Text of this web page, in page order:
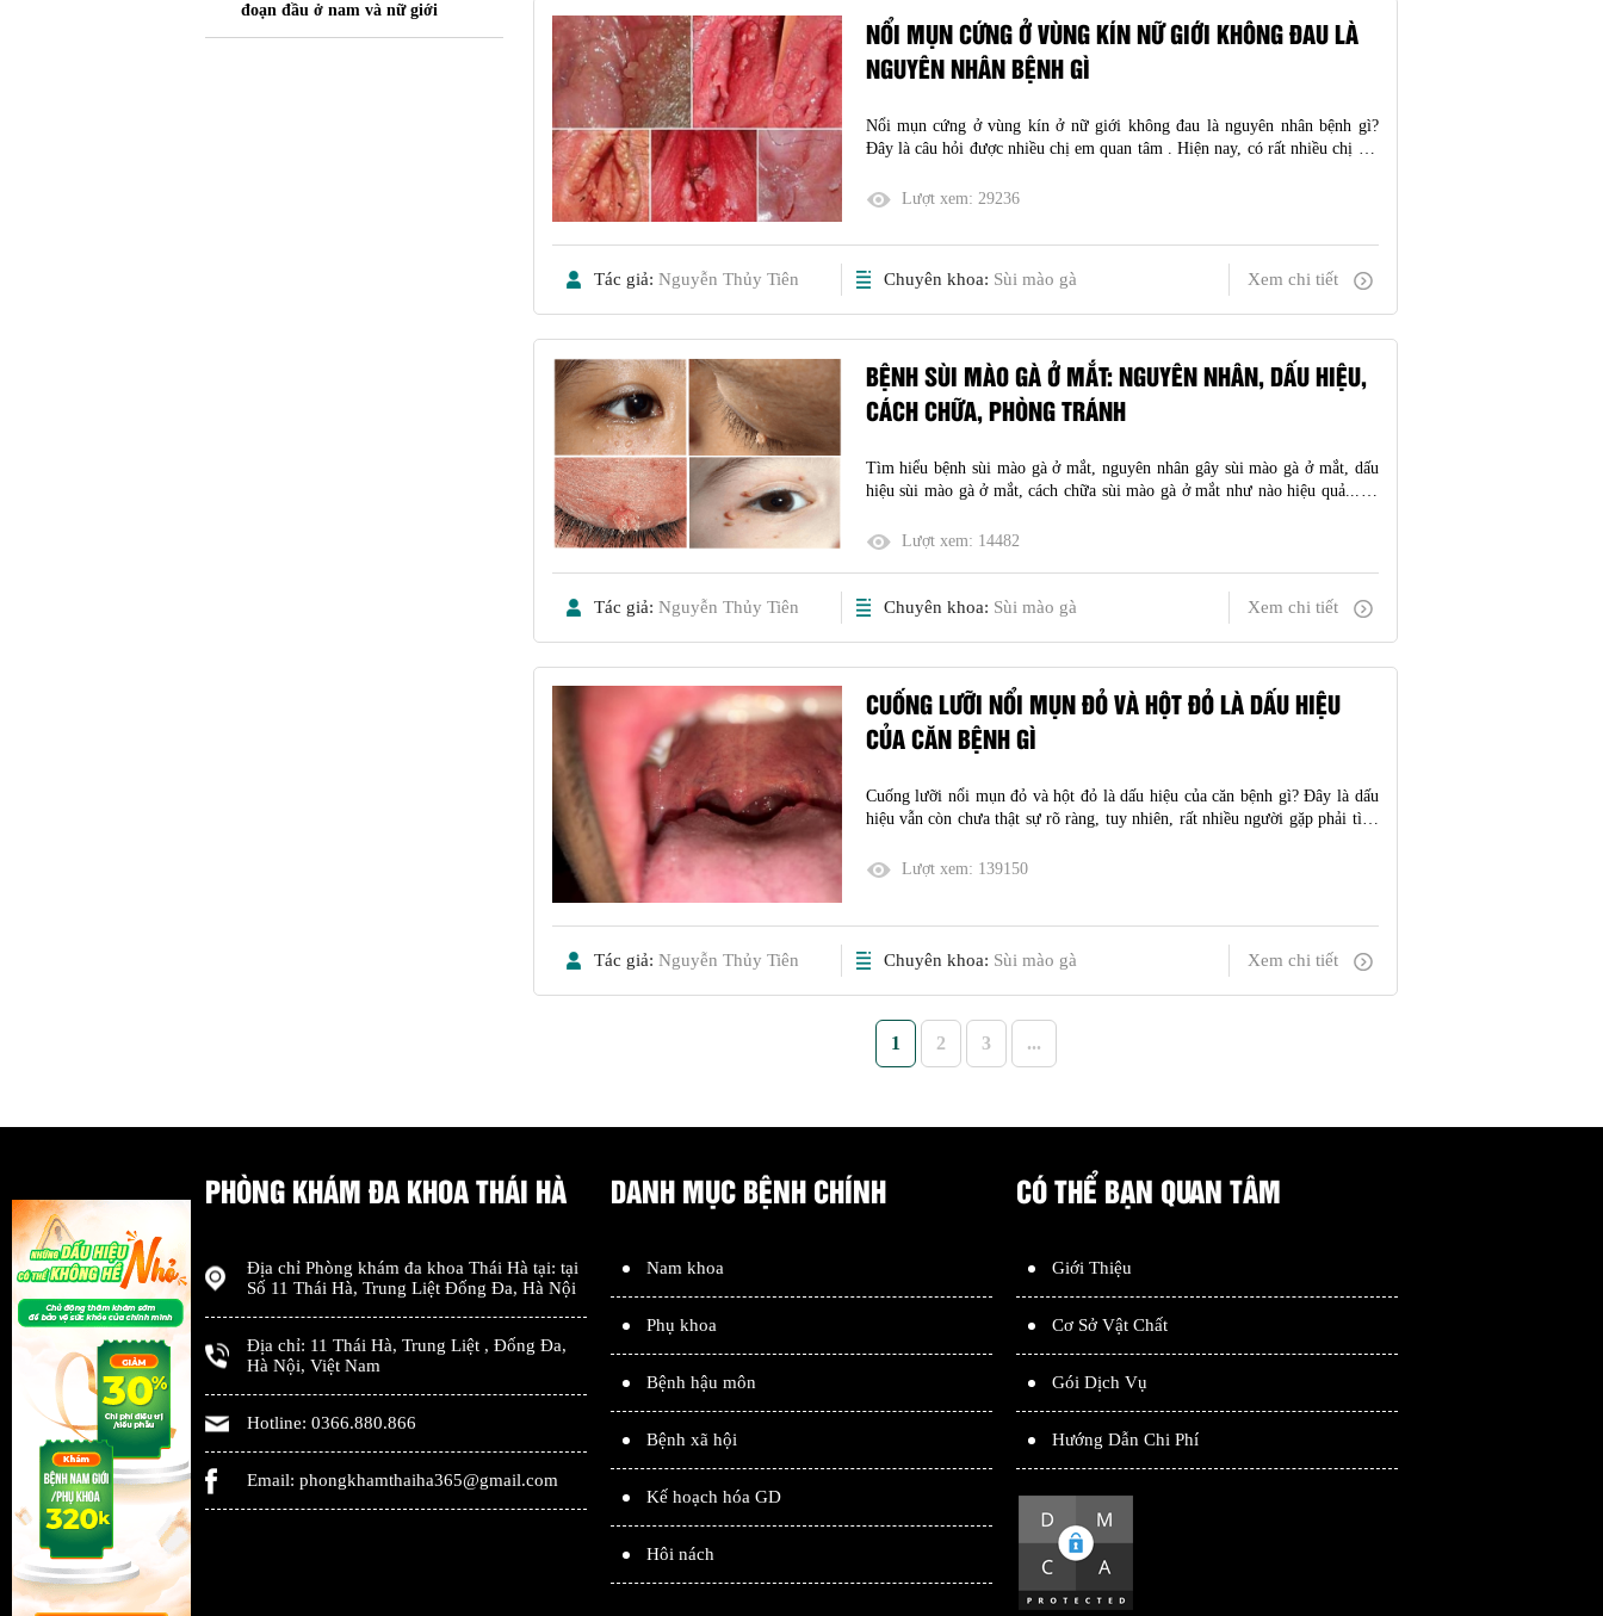
NỔI MỤN CỨNG Ở VÙNG KÍN NỮ GIỚI KHÔNG ĐAU LÀ
NGUYÊN NHÂN BỆNH GÌ
Nổi mụn cứng ở vùng kín ở nữ giới không đau là nguyên nhân bệnh gì?
Đây là câu hỏi được nhiều chị em quan tâm . Hiện nay, có rất nhiều chị em
nguyên nhân là do đâu, hoặc là bệnh gì.
Lượt xem: 29236
Tác giả: Nguyễn Thủy Tiên Chuyên khoa: Sùi mào gà Xem chi tiết
BỆNH SÙI MÀO GÀ Ở MẮT: NGUYÊN NHÂN, DẤU HIỆU,
CÁCH CHỮA, PHÒNG TRÁNH
Tìm hiểu bệnh sùi mào gà ở mắt, nguyên nhân gây sùi mào gà ở mắt, dấu
hiệu sùi mào gà ở mắt, cách chữa sùi mào gà ở mắt như nào hiệu quả... sẽ
Lượt xem: 14482
Tác giả: Nguyễn Thủy Tiên Chuyên khoa: Sùi mào gà Xem chi tiết
CUỐNG LƯỠI NỔI MỤN ĐỎ VÀ HỘT ĐỎ LÀ DẤU HIỆU
CỦA CĂN BỆNH GÌ
Cuống lưỡi nổi mụn đỏ và hột đỏ là dấu hiệu của căn bệnh gì? Đây là dấu
hiệu vẫn còn chưa thật sự rõ ràng, tuy nhiên, rất nhiều người gặp phải tình
Lượt xem: 139150
Tác giả: Nguyễn Thủy Tiên Chuyên khoa: Sùi mào gà Xem chi tiết
1 2 3 ...
đoạn đầu ở nam và nữ giới
PHÒNG KHÁM ĐA KHOA THÁI HÀ
Địa chỉ Phòng khám đa khoa Thái Hà tại: tại
Số 11 Thái Hà, Trung Liệt Đống Đa, Hà Nội
Địa chỉ: 11 Thái Hà, Trung Liệt , Đống Đa,
Hà Nội, Việt Nam
Hotline: 0366.880.866
Email: phongkhamthaiha365@gmail.com
DANH MỤC BỆNH CHÍNH
Nam khoa
Phụ khoa
Bệnh hậu môn
Bệnh xã hội
Kế hoạch hóa GD
Hôi nách
CÓ THỂ BẠN QUAN TÂM
Giới Thiệu
Cơ Sở Vật Chất
Gói Dịch Vụ
Hướng Dẫn Chi Phí